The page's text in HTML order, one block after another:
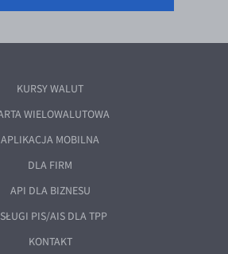
KURSY WALUT
WIELOWALUTOWA
APLIKACJA MOBILNA
DLA FIRM
API DLA BIZNESU
PIS/AIS DLA TPP
KONTAKT